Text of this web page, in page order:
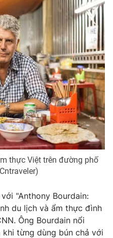
Infographic
thực Việt trên đường phố
"Anthony Bourdain:
du lịch và ẩm thực đình
Ông Bourdain nổi
từng dùng bún chả với